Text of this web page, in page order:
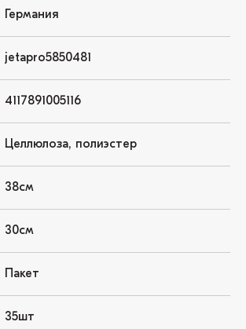
Германия
jetapro5850481
4117891005116
Целлюлоза, полиэстер
38см
30см
Пакет
35шт